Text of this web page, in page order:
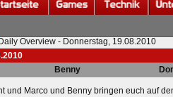
Daily Overview - Donnerstag, 19.08.2010
Benny
und Marco und Benny bringen euch auf